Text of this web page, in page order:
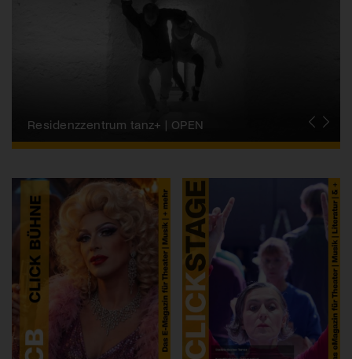
Migros-Kulturprozent | Tanzfestival Steps
Residenzzentrum tanz+ | OPEN
Tanzszene Schweiz